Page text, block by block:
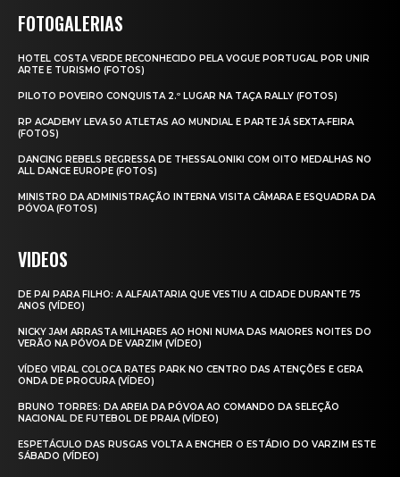
FOTOGALERIAS
HOTEL COSTA VERDE RECONHECIDO PELA VOGUE PORTUGAL POR UNIR
ARTE E TURISMO (FOTOS)
PILOTO POVEIRO CONQUISTA 2.º LUGAR NA TAÇA RALLY (FOTOS)
RP ACADEMY LEVA 50 ATLETAS AO MUNDIAL E PARTE JÁ SEXTA‑FEIRA
(FOTOS)
DANCING REBELS REGRESSA DE THESSALONIKI COM OITO MEDALHAS NO
ALL DANCE EUROPE (FOTOS)
MINISTRO DA ADMINISTRAÇÃO INTERNA VISITA CÂMARA E ESQUADRA DA
PÓVOA (FOTOS)
VIDEOS
DE PAI PARA FILHO: A ALFAIATARIA QUE VESTIU A CIDADE DURANTE 75
ANOS (VÍDEO)
NICKY JAM ARRASTA MILHARES AO HONI NUMA DAS MAIORES NOITES DO
VERÃO NA PÓVOA DE VARZIM (VÍDEO)
VÍDEO VIRAL COLOCA RATES PARK NO CENTRO DAS ATENÇÕES E GERA
ONDA DE PROCURA (VÍDEO)
BRUNO TORRES: DA AREIA DA PÓVOA AO COMANDO DA SELEÇÃO
NACIONAL DE FUTEBOL DE PRAIA (VÍDEO)
ESPETÁCULO DAS RUSGAS VOLTA A ENCHER O ESTÁDIO DO VARZIM ESTE
SÁBADO (VÍDEO)